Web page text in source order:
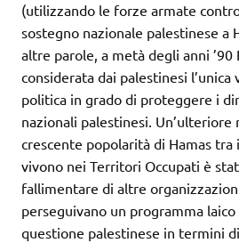
(utilizzando le forze armate
sostegno nazionale palestinese a
altre parole, a metà degli anni ’90
considerata dai palestinesi l’unica
politica in grado di proteggere i
nazionali palestinesi. Un’ulteriore
crescente popolarità di Hamas tra
vivono nei Territori Occupati è
fallimentare di altre
perseguivano un programma
questione palestinese in termini